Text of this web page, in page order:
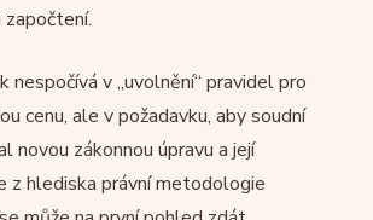
v „uvolnění“ pravidel pro
cenu, ale v požadavku, aby soudní
novou zákonnou úpravu a její
z hlediska právní metodologie